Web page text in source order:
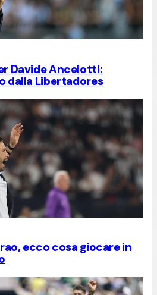
Davide Ancelotti:
dalla Libertadores
ecco cosa giocare in